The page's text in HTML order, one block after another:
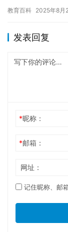
教育百科 2025年8月
发表回复
*昵称：
*邮箱：
网址：
记住昵称、邮